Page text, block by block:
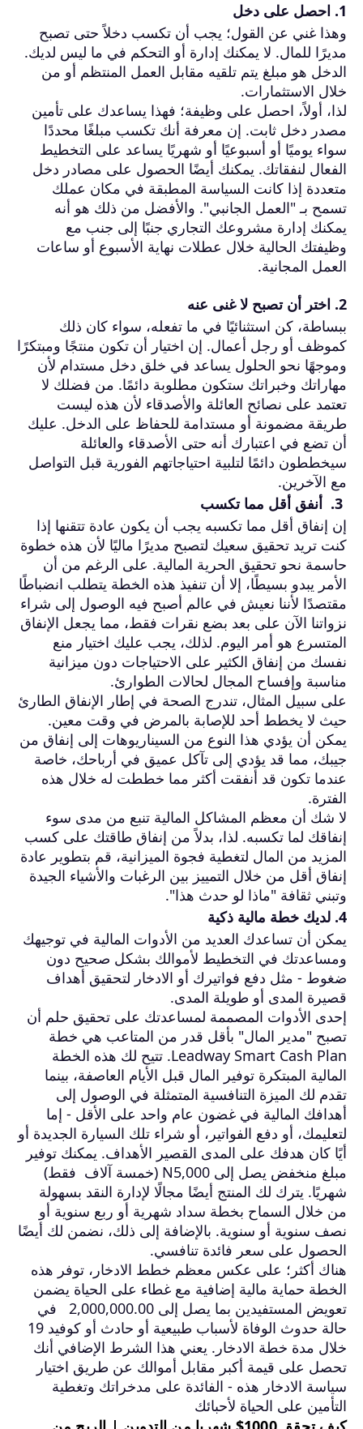
1. احصل على دخل
وهذا غني عن القول؛ يجب أن تكسب دخلاً حتى تصبح
مديرًا للمال. لا يمكنك إدارة أو التحكم في ما ليس لديك.
الدخل هو مبلغ يتم تلقيه مقابل العمل المنتظم أو من
خلال الاستثمارات.
لذا، أولاً، احصل على وظيفة؛ فهذا يساعدك على تأمين
مصدر دخل ثابت. إن معرفة أنك تكسب مبلغًا محددًا
سواء يوميًا أو أسبوعيًا أو شهريًا يساعد على التخطيط
الفعال لنفقاتك. يمكنك أيضًا الحصول على مصادر دخل
متعددة إذا كانت السياسة المطبقة في مكان عملك
تسمح بـ "العمل الجانبي". والأفضل من ذلك هو أنه
يمكنك إدارة مشروعك التجاري جنبًا إلى جنب مع
وظيفتك الحالية خلال عطلات نهاية الأسبوع أو ساعات
العمل المجانية.
2. اختر أن تصبح لا غنى عنه
ببساطة، كن استثنائيًا في ما تفعله، سواء كان ذلك
كموظف أو رجل أعمال. إن اختيار أن تكون منتجًا ومبتكرًا
وموجهًا نحو الحلول يساعد في خلق دخل مستدام لأن
مهاراتك وخبراتك ستكون مطلوبة دائمًا. من فضلك لا
تعتمد على نصائح العائلة والأصدقاء لأن هذه ليست
طريقة مضمونة أو مستدامة للحفاظ على الدخل. عليك
أن تضع في اعتبارك أنه حتى الأصدقاء والعائلة
سيخططون دائمًا لتلبية احتياجاتهم الفورية قبل التواصل
مع الآخرين.
إن إنفاق أقل مما تكسبه يجب أن يكون عادة تتقنها إذا
كنت تريد تحقيق سعيك لتصبح مديرًا ماليًا لأن هذه خطوة
حاسمة نحو تحقيق الحرية المالية. على الرغم من أن
الأمر يبدو بسيطًا، إلا أن تنفيذ هذه الخطة يتطلب انضباطًا
مقتصدًا لأننا نعيش في عالم أصبح فيه الوصول إلى شراء
نزواتنا الآن على بعد بضع نقرات فقط، مما يجعل الإنفاق
المتسرع هو أمر اليوم. لذلك، يجب عليك اختيار منع
نفسك من إنفاق الكثير على الاحتياجات دون ميزانية
مناسبة وإفساح المجال لحالات الطوارئ.
على سبيل المثال، تندرج الصحة في إطار الإنفاق الطارئ
حيث لا يخطط أحد للإصابة بالمرض في وقت معين.
يمكن أن يؤدي هذا النوع من السيناريوهات إلى إنفاق من
جيبك، مما قد يؤدي إلى تآكل عميق في أرباحك، خاصة
عندما تكون قد أنفقت أكثر مما خططت له خلال هذه
الفترة.
لا شك أن معظم المشاكل المالية تنبع من مدى سوء
إنفاقك لما تكسبه. لذا، بدلاً من إنفاق طاقتك على كسب
المزيد من المال لتغطية فجوة الميزانية، قم بتطوير عادة
إنفاق أقل من خلال التمييز بين الرغبات والأشياء الجيدة
وتبني ثقافة "ماذا لو حدث هذا".
4. لديك خطة مالية ذكية
يمكن أن تساعدك العديد من الأدوات المالية في توجيهك
ومساعدتك في التخطيط لأموالك بشكل صحيح دون
ضغوط - مثل دفع فواتيرك أو الادخار لتحقيق أهداف
قصيرة المدى أو طويلة المدى.
إحدى الأدوات المصممة لمساعدتك على تحقيق حلم أن
تصبح "مدير المال" بأقل قدر من المتاعب هي خطة
Leadway Smart Cash Plan. تتيح لك هذه الخطة
المالية المبتكرة توفير المال قبل الأيام العاصفة، بينما
تقدم لك الميزة التنافسية المتمثلة في الوصول إلى
أهدافك المالية في غضون عام واحد على الأقل - إما
لتعليمك، أو دفع الفواتير، أو شراء تلك السيارة الجديدة أو
أيًا كان هدفك على المدى القصير الأهداف. يمكنك توفير
مبلغ منخفض يصل إلى N5,000 (خمسة آلاف فقط)
شهريًا. يترك لك المنتج أيضًا مجالًا لإدارة النقد بسهولة
من خلال السماح بخطة سداد شهرية أو ربع سنوية أو
نصف سنوية أو سنوية. بالإضافة إلى ذلك، نضمن لك أيضًا
الحصول على سعر فائدة تنافسي.
هناك أكثر؛ على عكس معظم خطط الادخار، توفر هذه
الخطة حماية مالية إضافية مع غطاء على الحياة يضمن
تعويض المستفيدين بما يصل إلى 2,000,000.00 في
حالة حدوث الوفاة لأسباب طبيعية أو حادث أو كوفيد 19
خلال مدة خطة الادخار. يعني هذا الشرط الإضافي أنك
تحصل على قيمة أكبر مقابل أموالك عن طريق اختيار
سياسة الادخار هذه - الفائدة على مدخراتك وتغطية
التأمين على الحياة لأحبائك